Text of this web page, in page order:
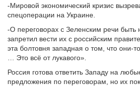
-Мировой экономический кризис
спецоперации на Украине.
-О переговорах с Зеленским речи быть
запретил вести их с российским
эта болтовня западная о том, что они-
… Это всё от лукавого».
Россия готова ответить Западу на
предложения по переговорам, но их